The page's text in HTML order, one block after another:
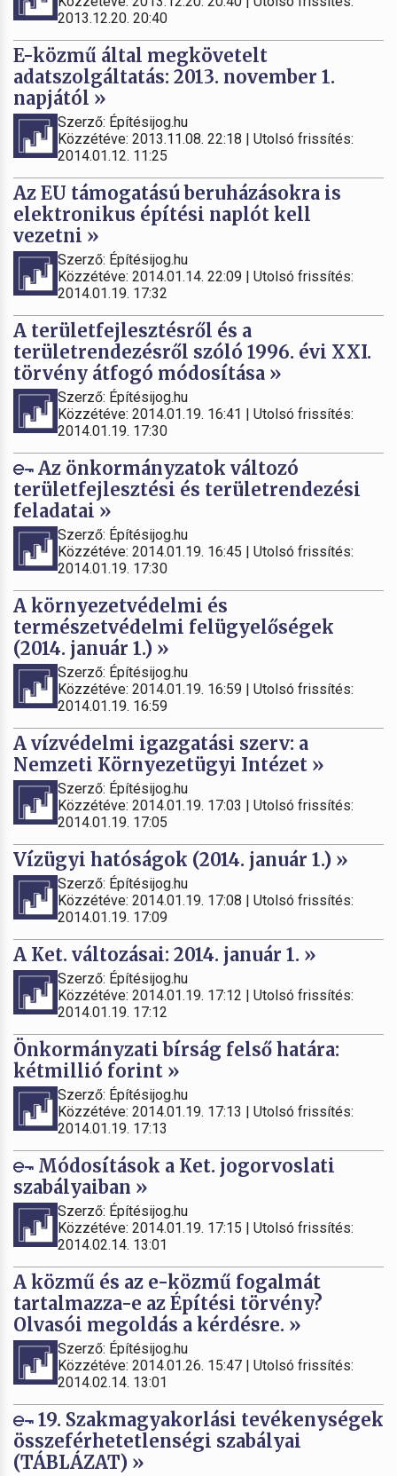
2013.12.20. 20:40
E-közmű által megkövetelt
adatszolgáltatás: 2013. november 1.
napjától »
Szerző: Építésijog.hu
Közzétéve: 2013.11.08. 22:18 | Utolsó frissítés:
2014.01.12. 11:25
Az EU támogatású beruházásokra is
elektronikus építési naplót kell
vezetni »
Szerző: Építésijog.hu
Közzétéve: 2014.01.14. 22:09 | Utolsó frissítés:
2014.01.19. 17:32
A területfejlesztésről és a
területrendezésről szóló 1996. évi XXI.
törvény átfogó módosítása »
Szerző: Építésijog.hu
Közzétéve: 2014.01.19. 16:41 | Utolsó frissítés:
2014.01.19. 17:30
Az önkormányzatok változó
területfejlesztési és területrendezési
feladatai »
Szerző: Építésijog.hu
Közzétéve: 2014.01.19. 16:45 | Utolsó frissítés:
2014.01.19. 17:30
A környezetvédelmi és
természetvédelmi felügyelőségek
(2014. január 1.) »
Szerző: Építésijog.hu
Közzétéve: 2014.01.19. 16:59 | Utolsó frissítés:
2014.01.19. 16:59
A vízvédelmi igazgatási szerv: a
Nemzeti Környezetügyi Intézet »
Szerző: Építésijog.hu
Közzétéve: 2014.01.19. 17:03 | Utolsó frissítés:
2014.01.19. 17:05
Vízügyi hatóságok (2014. január 1.) »
Szerző: Építésijog.hu
Közzétéve: 2014.01.19. 17:08 | Utolsó frissítés:
2014.01.19. 17:09
A Ket. változásai: 2014. január 1. »
Szerző: Építésijog.hu
Közzétéve: 2014.01.19. 17:12 | Utolsó frissítés:
2014.01.19. 17:12
Önkormányzati bírság felső határa:
kétmillió forint »
Szerző: Építésijog.hu
Közzétéve: 2014.01.19. 17:13 | Utolsó frissítés:
2014.01.19. 17:13
Módosítások a Ket. jogorvoslati
szabályaiban »
Szerző: Építésijog.hu
Közzétéve: 2014.01.19. 17:15 | Utolsó frissítés:
2014.02.14. 13:01
A közmű és az e-közmű fogalmát
tartalmazza-e az Építési törvény?
Olvasói megoldás a kérdésre. »
Szerző: Építésijog.hu
Közzétéve: 2014.01.26. 15:47 | Utolsó frissítés:
2014.02.14. 13:01
19. Szakmagyakorlási tevékenységek
összeférhetetlenségi szabályai
(TÁBLÁZAT) »